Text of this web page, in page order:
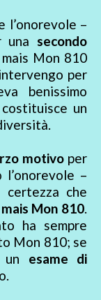
l’onorevole –
una secondo
Mon 810
per
benissimo
un
motivoper
–
certezza che
Mon 810.
ha sempre
Mon 810; se
un esame di